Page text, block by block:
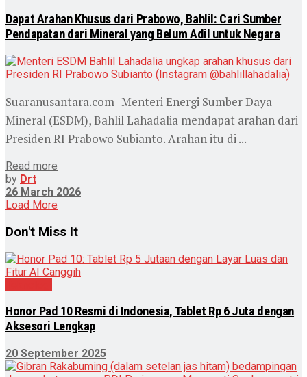
Dapat Arahan Khusus dari Prabowo, Bahlil: Cari Sumber
Pendapatan dari Mineral yang Belum Adil untuk Negara
Suaranusantara.com- Menteri Energi Sumber Daya
Mineral (ESDM), Bahlil Lahadalia mendapat arahan dari
Presiden RI Prabowo Subianto. Arahan itu di ...
Read more
by Drt
26 March 2026
Load More
Don't Miss It
Honor Pad 10 Resmi di Indonesia, Tablet Rp 6 Juta dengan
Aksesori Lengkap
20 September 2025